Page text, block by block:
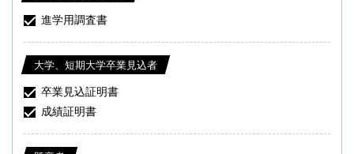
進学用調査書
大学、短期大学卒業見込者
卒業見込証明書
成績証明書